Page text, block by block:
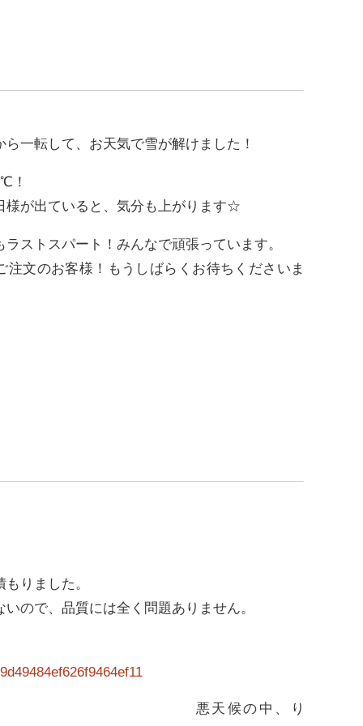
ら一転して、お天気で雪が解けました！
！
様が出ていると、気分も上がります☆
ストスパート！みんなで頑張っています。
注文のお客様！もうしばらくお待ちくださいま
りました。
ので、品質には全く問題ありません。
悪天候の中、り